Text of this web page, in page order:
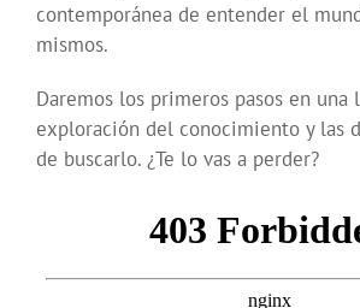
contemporánea de entender el
mismos.
Daremos los primeros pasos en una
exploración del conocimiento y las
de buscarlo. ¿Te lo vas a perder?